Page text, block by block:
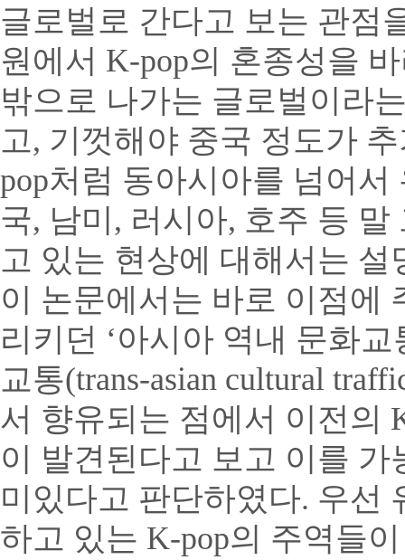
글로벌로 간다고 보는 관점
원에서 K-pop의 혼종성을
밖으로 나가는 글로벌이라
고, 기껏해야 중국 정도가
pop처럼 동아시아를 넘어
국, 남미, 러시아, 호주 등
고 있는 현상에 대해서는
이 논문에서는 바로 이점에
리키던 ‘아시아 역내 문화교
교통(trans-asian cultural
서 향유되는 점에서 이전의
이 발견된다고 보고 이를
미있다고 판단하였다. 우선
하고 있는 K-pop의 주역들